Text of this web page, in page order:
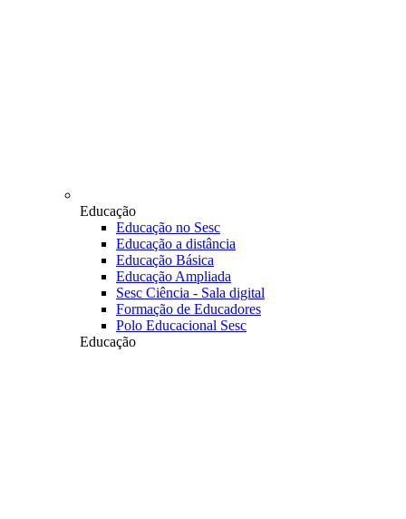
Educação
Educação no Sesc
Educação a distância
Educação Básica
Educação Ampliada
Sesc Ciência - Sala digital
Formação de Educadores
Polo Educacional Sesc
Educação